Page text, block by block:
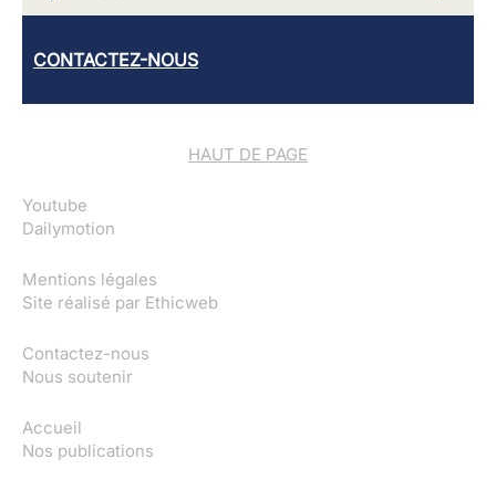
CONTACTEZ-NOUS
HAUT DE PAGE
Youtube
Dailymotion
Mentions légales
Site réalisé par Ethicweb
Contactez-nous
Nous soutenir
Accueil
Nos publications